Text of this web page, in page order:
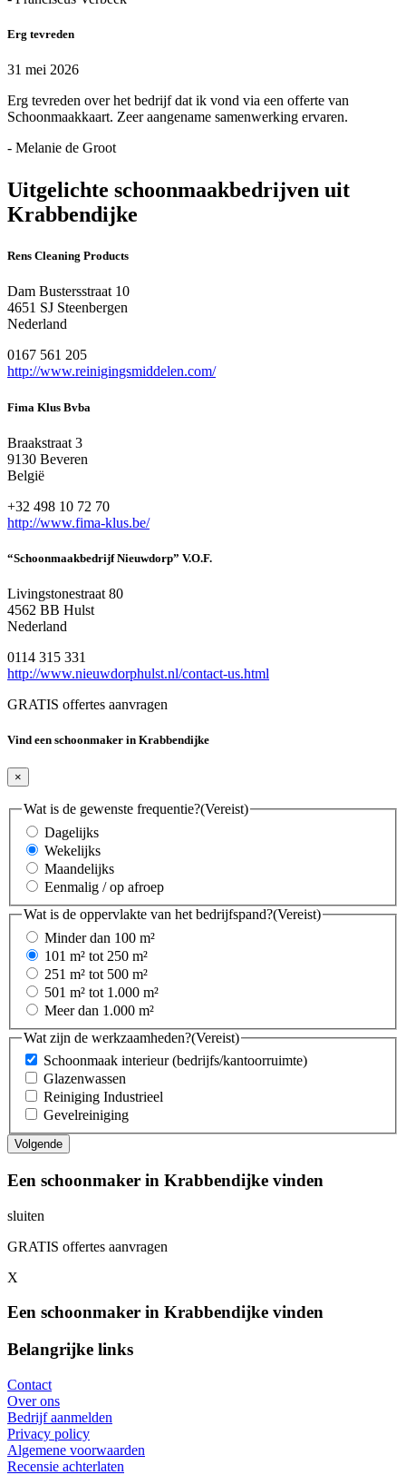
Erg tevreden
31 mei 2026
Erg tevreden over het bedrijf dat ik vond via een offerte van
Schoonmaakkaart. Zeer aangename samenwerking ervaren.
- Melanie de Groot
Uitgelichte schoonmaakbedrijven uit
Krabbendijke
Rens Cleaning Products
Dam Bustersstraat 10
4651 SJ Steenbergen
Nederland
0167 561 205
http://www.reinigingsmiddelen.com/
Fima Klus Bvba
Braakstraat 3
9130 Beveren
België
+32 498 10 72 70
http://www.fima-klus.be/
“Schoonmaakbedrijf Nieuwdorp” V.O.F.
Livingstonestraat 80
4562 BB Hulst
Nederland
0114 315 331
http://www.nieuwdorphulst.nl/contact-us.html
GRATIS offertes aanvragen
Vind een schoonmaker in Krabbendijke
×
Wat is de gewenste frequentie?(Vereist)
Dagelijks
Wekelijks
Maandelijks
Eenmalig / op afroep
Wat is de oppervlakte van het bedrijfspand?(Vereist)
Minder dan 100 m²
101 m² tot 250 m²
251 m² tot 500 m²
501 m² tot 1.000 m²
Meer dan 1.000 m²
Wat zijn de werkzaamheden?(Vereist)
Schoonmaak interieur (bedrijfs/kantoorruimte)
Glazenwassen
Reiniging Industrieel
Gevelreiniging
Een schoonmaker in Krabbendijke vinden
sluiten
GRATIS offertes aanvragen
X
Een schoonmaker in Krabbendijke vinden
Belangrijke links
Contact
Over ons
Bedrijf aanmelden
Privacy policy
Algemene voorwaarden
Recensie achterlaten